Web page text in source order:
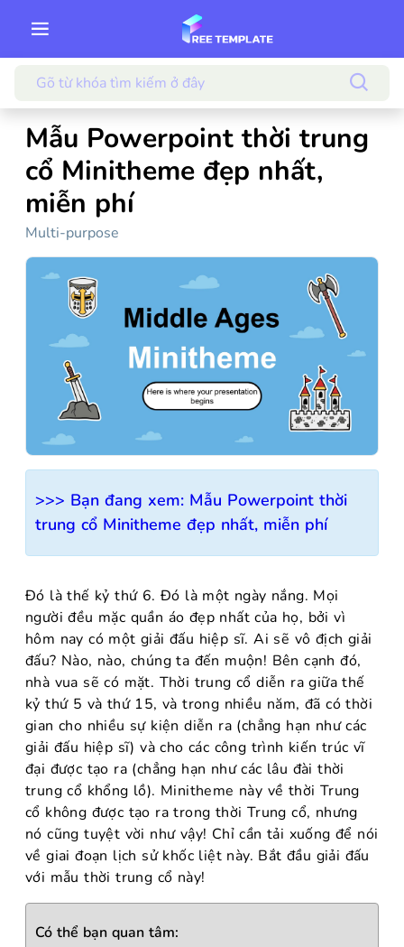
Mẫu Powerpoint thời trung
cổ Minitheme đẹp nhất,
miễn phí
Multi-purpose
>>> Bạn đang xem: Mẫu Powerpoint thời
trung cổ Minitheme đẹp nhất, miễn phí
Đó là thế kỷ thứ 6. Đó là một ngày nắng. Mọi
người đều mặc quần áo đẹp nhất của họ, bởi vì
hôm nay có một giải đấu hiệp sĩ. Ai sẽ vô địch giải
đấu? Nào, nào, chúng ta đến muộn! Bên cạnh đó,
nhà vua sẽ có mặt. Thời trung cổ diễn ra giữa thế
kỷ thứ 5 và thứ 15, và trong nhiều năm, đã có thời
gian cho nhiều sự kiện diễn ra (chẳng hạn như các
giải đấu hiệp sĩ) và cho các công trình kiến trúc vĩ
đại được tạo ra (chẳng hạn như các lâu đài thời
trung cổ khổng lồ). Minitheme này về thời Trung
cổ không được tạo ra trong thời Trung cổ, nhưng
nó cũng tuyệt vời như vậy! Chỉ cần tải xuống để nói
về giai đoạn lịch sử khốc liệt này. Bắt đầu giải đấu
với mẫu thời trung cổ này!
Có thể bạn quan tâm: